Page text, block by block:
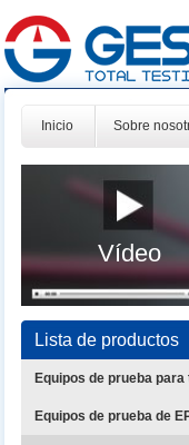
Inicio Sobre
Vídeo
Lista de productos
Equipos de prueba para
Equipos de prueba de